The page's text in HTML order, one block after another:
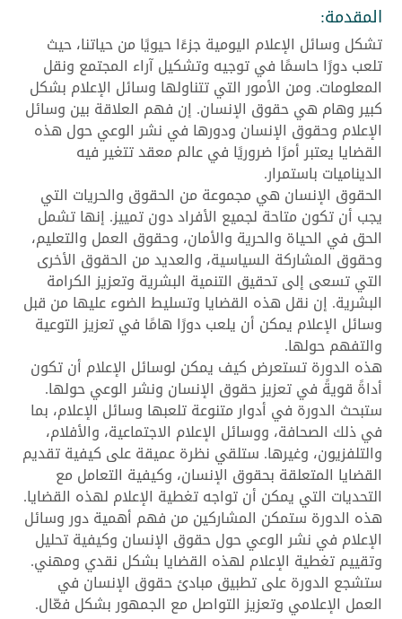
المقدمة:
تشكل وسائل الإعلام اليومية جزءًا حيويًا من حياتنا، حيث
تلعب دورًا حاسمًا في توجيه وتشكيل آراء المجتمع ونقل
المعلومات. ومن الأمور التي تتناولها وسائل الإعلام بشكل
كبير وهام هي حقوق الإنسان. إن فهم العلاقة بين وسائل
الإعلام وحقوق الإنسان ودورها في نشر الوعي حول هذه
القضايا يعتبر أمرًا ضروريًا في عالم معقد تتغير فيه
الديناميات باستمرار.
الحقوق الإنسان هي مجموعة من الحقوق والحريات التي
يجب أن تكون متاحة لجميع الأفراد دون تمييز. إنها تشمل
الحق في الحياة والحرية والأمان، وحقوق العمل والتعليم،
وحقوق المشاركة السياسية، والعديد من الحقوق الأخرى
التي تسعى إلى تحقيق التنمية البشرية وتعزيز الكرامة
البشرية. إن نقل هذه القضايا وتسليط الضوء عليها من قبل
وسائل الإعلام يمكن أن يلعب دورًا هامًا في تعزيز التوعية
والتفهم حولها.
هذه الدورة تستعرض كيف يمكن لوسائل الإعلام أن تكون
أداةً قويةً في تعزيز حقوق الإنسان ونشر الوعي حولها.
ستبحث الدورة في أدوار متنوعة تلعبها وسائل الإعلام، بما
في ذلك الصحافة، ووسائل الإعلام الاجتماعية، والأفلام،
والتلفزيون، وغيرها. ستلقي نظرة عميقة على كيفية تقديم
القضايا المتعلقة بحقوق الإنسان، وكيفية التعامل مع
التحديات التي يمكن أن تواجه تغطية الإعلام لهذه القضايا.
هذه الدورة ستمكن المشاركين من فهم أهمية دور وسائل
الإعلام في نشر الوعي حول حقوق الإنسان وكيفية تحليل
وتقييم تغطية الإعلام لهذه القضايا بشكل نقدي ومهني.
ستشجع الدورة على تطبيق مبادئ حقوق الإنسان في
العمل الإعلامي وتعزيز التواصل مع الجمهور بشكل فعّال.